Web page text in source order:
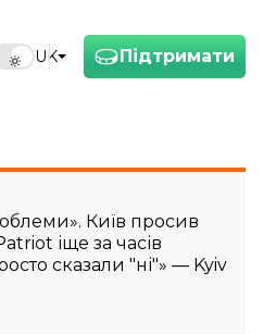
Підтримати
UK
Київ просив
іще за часів
сказали "ні"» — Kyiv